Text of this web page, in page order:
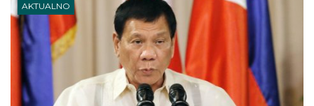
AKTUALNO